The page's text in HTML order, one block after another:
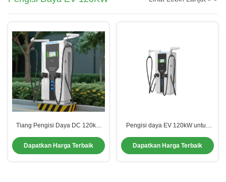
Tiang Pengisi Daya DC 120kW
Kontrol Sentuh & Sistem
Penggulung Kabel
Dapatkan Harga Terbaik
Pengisi daya EV 120kW untuk
Dapatkan Harga Terbaik